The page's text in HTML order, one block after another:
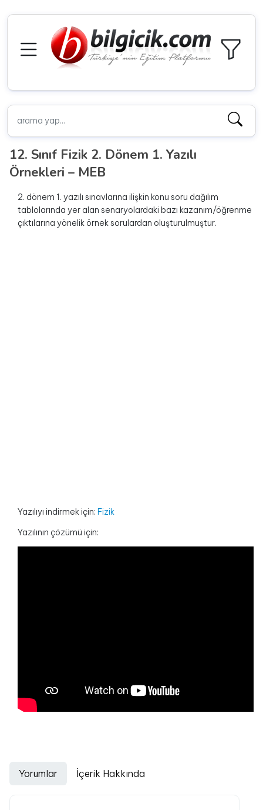
12. Sınıf Fizik 2. Dönem 1. Yazılı
Örnekleri – MEB
2. dönem 1. yazılı sınavlarına ilişkin konu soru dağılım
tablolarında yer alan senaryolardaki bazı kazanım/öğrenme
çıktılarına yönelik örnek sorulardan oluşturulmuştur.
Yazılıyı indirmek için: Fizik
Yazılının çözümü için:
Yorumlar İçerik Hakkında